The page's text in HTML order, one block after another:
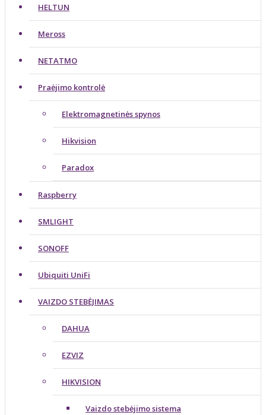
HELTUN
Meross
NETATMO
Praėjimo kontrolė
Elektromagnetinės spynos
Hikvision
Paradox
Raspberry
SMLIGHT
SONOFF
Ubiquiti UniFi
VAIZDO STEBĖJIMAS
DAHUA
EZVIZ
HIKVISION
Vaizdo stebėjimo sistema